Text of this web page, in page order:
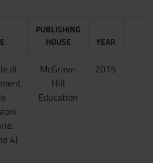
PUBLISHING
HOUSE
YEAR
di
4)
McGraw-
Hill
Education
2015